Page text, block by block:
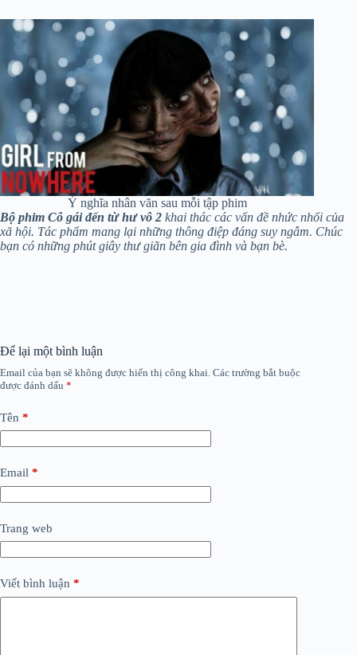
Ý nghĩa nhân văn sau mỗi tập phim
Bộ phim Cô gái đến từ hư vô 2 khai thác các vấn đề nhức nhối của
xã hội. Tác phẩm mang lại những thông điệp đáng suy ngẫm. Chúc
bạn có những phút giây thư giãn bên gia đình và bạn bè.
Để lại một bình luận
Email của bạn sẽ không được hiển thị công khai. Các trường bắt buộc
được đánh dấu *
Tên *
Email *
Trang web
Viết bình luận *